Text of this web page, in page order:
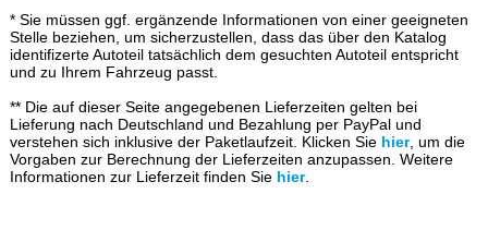
* Sie müssen ggf. ergänzende Informationen von einer geeigneten
Stelle beziehen, um sicherzustellen, dass das über den Katalog
identifizerte Autoteil tatsächlich dem gesuchten Autoteil entspricht
und zu Ihrem Fahrzeug passt.
** Die auf dieser Seite angegebenen Lieferzeiten gelten bei
Lieferung nach Deutschland und Bezahlung per PayPal und
verstehen sich inklusive der Paketlaufzeit. Klicken Sie hier, um die
Vorgaben zur Berechnung der Lieferzeiten anzupassen. Weitere
Informationen zur Lieferzeit finden Sie hier.